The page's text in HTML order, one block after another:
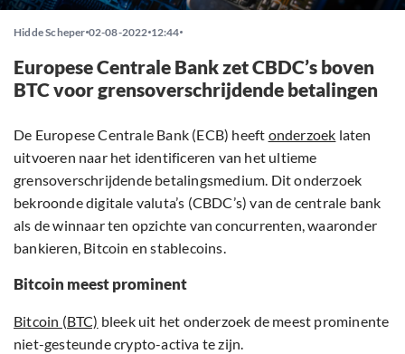
Hidde Scheper 02-08-2022 12:44
Europese Centrale Bank zet CBDC’s boven
BTC voor grensoverschrijdende betalingen
De Europese Centrale Bank (ECB) heeft onderzoek laten
uitvoeren naar het identificeren van het ultieme
grensoverschrijdende betalingsmedium. Dit onderzoek
bekroonde digitale valuta’s (CBDC’s) van de centrale bank
als de winnaar ten opzichte van concurrenten, waaronder
bankieren, Bitcoin en stablecoins.
Bitcoin meest prominent
Bitcoin (BTC) bleek uit het onderzoek de meest prominente
niet-gesteunde crypto-activa te zijn.